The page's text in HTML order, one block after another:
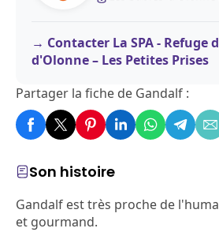
Son histoire
Gandalf est très proche de
et gourmand.
Contacter La SPA - Refuge
d'Olonne – Les Petites Prises
Partager la fiche de Gandalf :